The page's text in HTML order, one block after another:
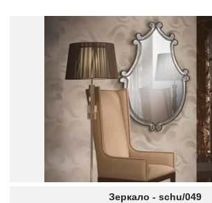
Зеркало - schu/049